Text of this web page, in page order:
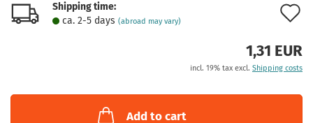
Shipping time:
ca. 2-5 days (abroad may vary)
1,31 EUR
incl. 19% tax excl. Shipping costs
Add to cart